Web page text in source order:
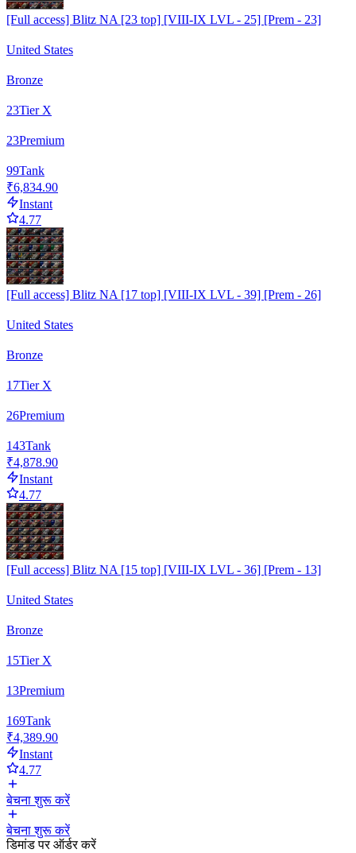
[Full access] Blitz NA [23 top] [VIII-IX LVL - 25] [Prem - 23]
United States
Bronze
23Tier X
23Premium
99Tank
₹6,834.90
Instant
4.77
[Full access] Blitz NA [17 top] [VIII-IX LVL - 39] [Prem - 26]
United States
Bronze
17Tier X
26Premium
143Tank
₹4,878.90
Instant
4.77
[Full access] Blitz NA [15 top] [VIII-IX LVL - 36] [Prem - 13]
United States
Bronze
15Tier X
13Premium
169Tank
₹4,389.90
Instant
4.77
बेचना शुरू करें
बेचना शुरू करें
डिमांड पर ऑर्डर करें